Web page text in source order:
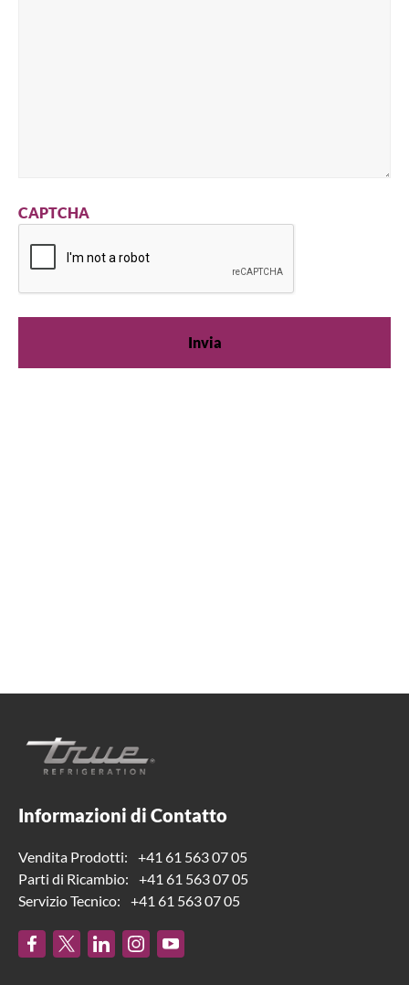
CAPTCHA
Informazioni di Contatto
Vendita Prodotti:
+41 61 563 07 05
Parti di Ricambio:
+41 61 563 07 05
Servizio Tecnico:
+41 61 563 07 05